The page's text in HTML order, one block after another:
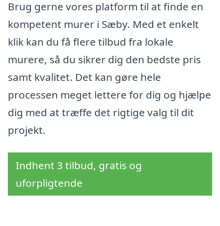
Brug gerne vores platform til at finde en
kompetent murer i Sæby. Med et enkelt
klik kan du få flere tilbud fra lokale
murere, så du sikrer dig den bedste pris
samt kvalitet. Det kan gøre hele
processen meget lettere for dig og hjælpe
dig med at træffe det rigtige valg til dit
projekt.
Indhent 3 tilbud, gratis og
uforpligtende